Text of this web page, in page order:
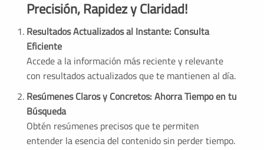
Precisión, Rapidez y Claridad!
Resultados Actualizados al Instante: Consulta
Eficiente
Accede a la información más reciente y relevante
con resultados actualizados que te mantienen al día.
Resúmenes Claros y Concretos: Ahorra Tiempo en tu
Búsqueda
Obtén resúmenes precisos que te permiten
entender la esencia del contenido sin perder tiempo.